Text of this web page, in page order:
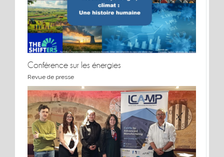
Conférence sur les énergies
Conférence sur les énergies
Revue de presse